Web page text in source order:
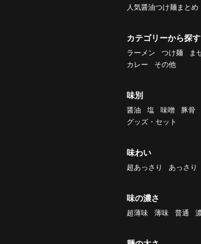
人気醤油つけ麺まとめ
カテゴリーから探す
ラーメン つけ麺 ま
カレー
その他
味別
醤油 塩 味噌 豚骨
グッズ・セット
味わい
超あっさり あっさり
味の濃さ
超薄味 薄味 普通